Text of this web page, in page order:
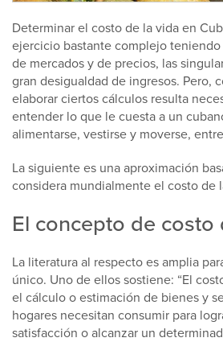
Determinar el costo de la vida en
ejercicio bastante complejo
de mercados y de precios, las
gran desigualdad de ingresos. Pero,
elaborar ciertos cálculos resulta
entender lo que le cuesta a un
alimentarse, vestirse y moverse,
La siguiente es una aproximación
considera mundialmente el costo de
El concepto de costo
La literatura al respecto es amplia
único. Uno de ellos sostiene: “El
el cálculo o estimación de bienes y
hogares necesitan consumir para
satisfacción o alcanzar un